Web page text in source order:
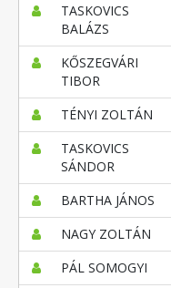
TASKOVICS
BALÁZS
KŐSZEGVÁRI
TIBOR
TÉNYI ZOLTÁN
TASKOVICS
SÁNDOR
BARTHA JÁNOS
NAGY ZOLTÁN
PÁL SOMOGYI